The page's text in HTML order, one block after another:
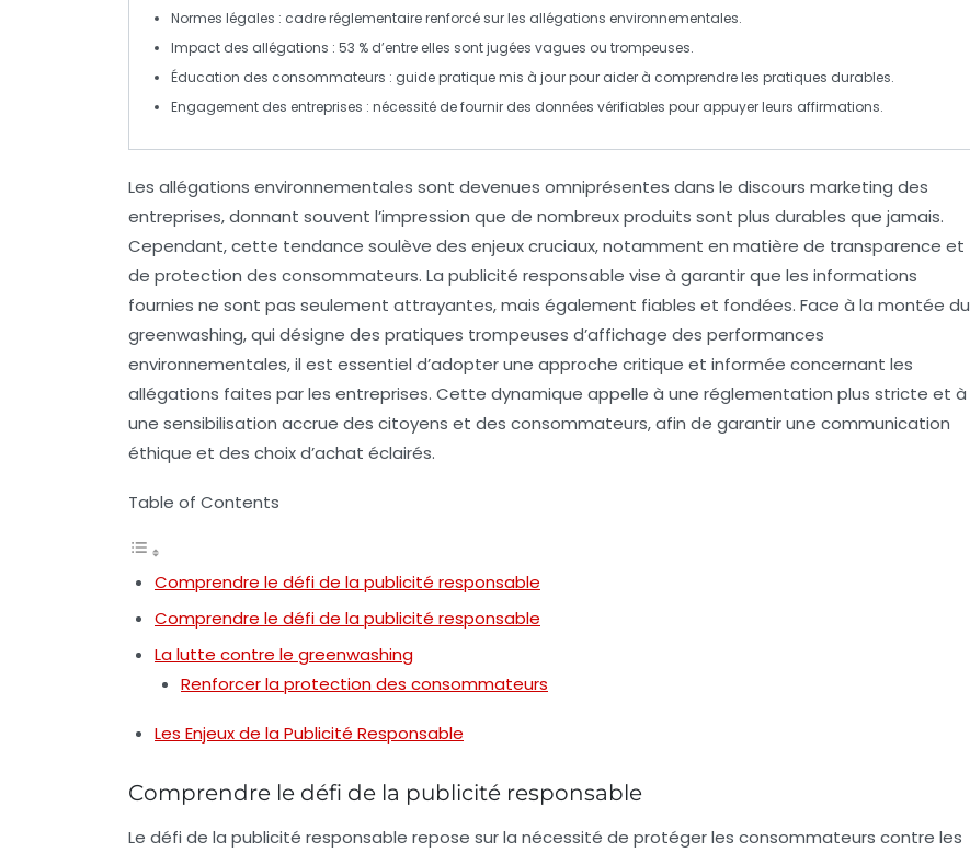
Normes légales : cadre réglementaire renforcé sur les allégations environnementales.
Impact des allégations : 53 % d’entre elles sont jugées vagues ou trompeuses.
Éducation des consommateurs : guide pratique mis à jour pour aider à comprendre les pratiques durables.
Engagement des entreprises : nécessité de fournir des données vérifiables pour appuyer leurs affirmations.
Les allégations environnementales sont devenues omniprésentes dans le discours marketing des
entreprises, donnant souvent l’impression que de nombreux produits sont plus durables que jamais.
Cependant, cette tendance soulève des enjeux cruciaux, notamment en matière de transparence et
de protection des consommateurs. La publicité responsable vise à garantir que les informations
fournies ne sont pas seulement attrayantes, mais également fiables et fondées. Face à la montée du
greenwashing, qui désigne des pratiques trompeuses d’affichage des performances
environnementales, il est essentiel d’adopter une approche critique et informée concernant les
allégations faites par les entreprises. Cette dynamique appelle à une réglementation plus stricte et à
une sensibilisation accrue des citoyens et des consommateurs, afin de garantir une communication
éthique et des choix d’achat éclairés.
Table of Contents
Comprendre le défi de la publicité responsable
Comprendre le défi de la publicité responsable
La lutte contre le greenwashing
Renforcer la protection des consommateurs
Les Enjeux de la Publicité Responsable
Comprendre le défi de la publicité responsable
Le défi de la publicité responsable repose sur la nécessité de protéger les consommateurs contre les